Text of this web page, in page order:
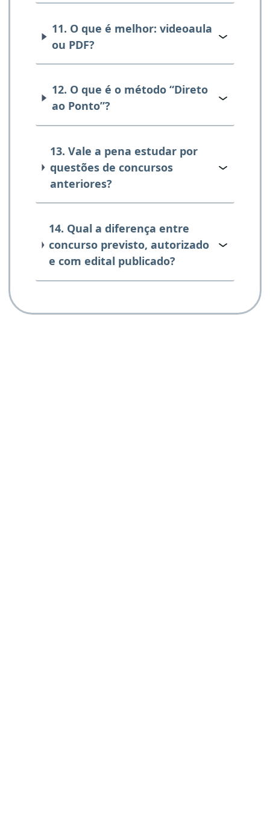
11. O que é melhor: videoaula
ou PDF?
12. O que é o método “Direto
ao Ponto”?
13. Vale a pena estudar por
questões de concursos
anteriores?
14. Qual a diferença entre
concurso previsto, autorizado
e com edital publicado?